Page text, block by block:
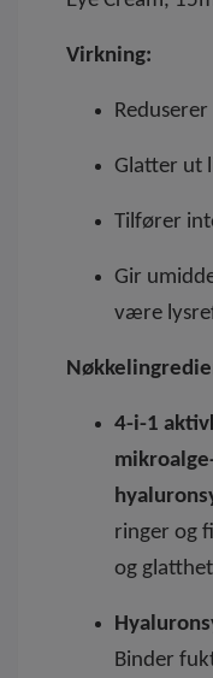
Virkning:
Glatter ut
Tilfører
Gir
være
4-i-1
ringer og
og glatthet
Binder